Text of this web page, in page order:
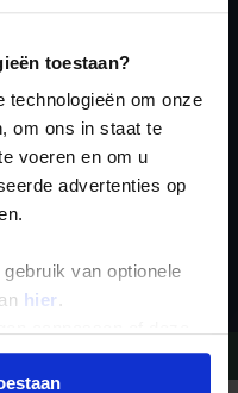
toestaan?
technologieën om onze
om ons in staat te
voeren en om u
advertenties op
van optionele
hier .
moment voor de
13 11